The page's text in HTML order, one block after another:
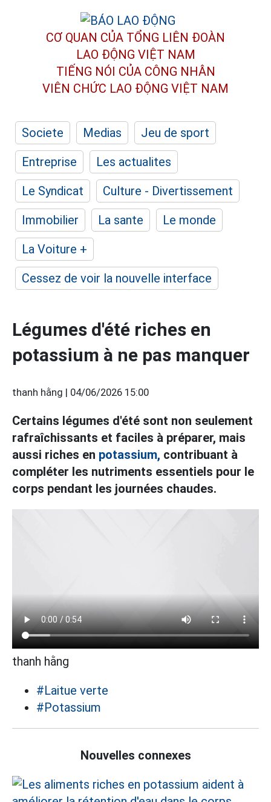
CƠ QUAN CỦA TỔNG LIÊN ĐOÀN
LAO ĐỘNG VIỆT NAM
TIẾNG NÓI CỦA CÔNG NHÂN
VIÊN CHỨC LAO ĐỘNG VIỆT NAM
Societe Medias
Jeu de sport
Entreprise
Les actualites
Le Syndicat
Culture - Divertissement
Immobilier
La sante
Le monde
La Voiture +
Cessez de voir la nouvelle interface
Légumes d'été riches en
potassium à ne pas manquer
thanh hằng | 04/06/2026 15:00
Certains légumes d'été sont non seulement
rafraîchissants et faciles à préparer, mais
aussi riches en potassium, contribuant à
compléter les nutriments essentiels pour le
corps pendant les journées chaudes.
thanh hằng
#Laitue verte
#Potassium
Nouvelles connexes